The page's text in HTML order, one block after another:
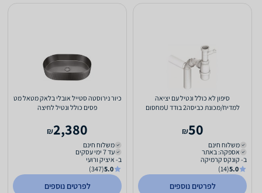
סיפון לא כולל ונטיל עם יציאה
למדיח/מכונת כביסה2 בודד Uמחסום
50
₪
משלוח חינם
אספקה: באתר
ב- קונקס קרמיקה
5.0
(14)
לפרטים נוספים
כיור נירוסטה סטייל אובלי בלאק מטאל מט
פסים כולל ונטיל לחיצה
2,380
₪
משלוח חינם
עד 7 ימי עסקים
ב- איציק ורועי
5.0
(347)
לפרטים נוספים